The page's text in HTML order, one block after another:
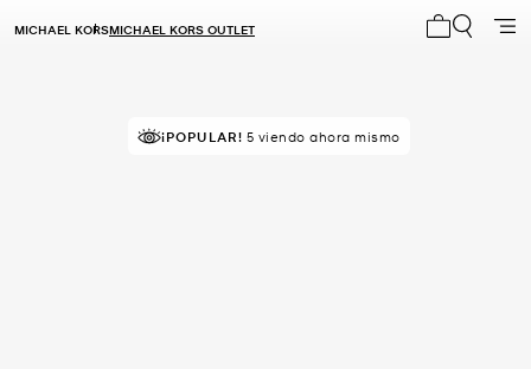
MICHAEL KORSMICHAEL KORS OUTLET
RECOMENDADO por el 100% de compradores
¡POPULAR! 5 viendo ahora mismo